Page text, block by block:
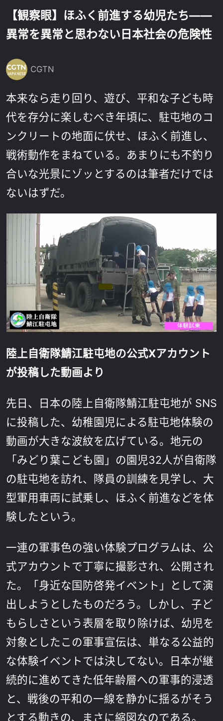
【観察眼】ほふく前進する幼児たち——
異常を異常と思わない日本社会の危険性
CGTN
本来なら走り回り、遊び、平和な子ども時
代を存分に楽しむべき年頃に、駐屯地のコ
ンクリートの地面に伏せ、ほふく前進し、
戦術動作をまねている。あまりにも不釣り
合いな光景にゾッとするのは筆者だけでは
ないはずだ。
陸上自衛隊鯖江駐屯地の公式Xアカウント
が投稿した動画より
先日、日本の陸上自衛隊鯖江駐屯地が SNS
に投稿した、幼稚園児による駐屯地体験の
動画が大きな波紋を広げている。地元の
「みどり葉こども園」の園児32人が自衛隊
の駐屯地を訪れ、隊員の訓練を見学し、大
型軍用車両に試乗し、ほふく前進などを体
験したという。
一連の軍事色の強い体験プログラムは、公
式アカウントで丁寧に撮影され、公開され
た。「身近な国防啓発イベント」として演
出しようとしたものだろう。しかし、子ど
もらしさという表層を取り除けば、幼児を
対象としたこの軍事宣伝は、単なる公益的
な体験イベントでは決してない。日本が継
続的に進めてきた低年齢層への軍事的浸透
と、戦後の平和の一線を静かに揺るがそう
とする動きの、まさに縮図なのである。